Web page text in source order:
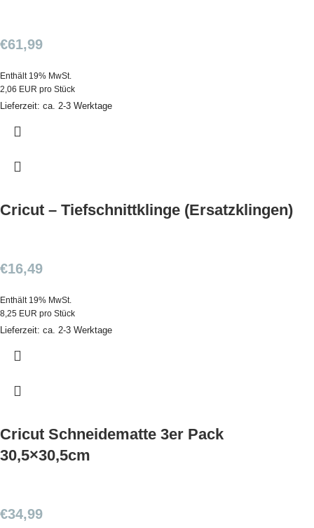
€61,99
Enthält 19% MwSt.
2,06 EUR pro Stück
Lieferzeit: ca. 2-3 Werktage
Cricut – Tiefschnittklinge (Ersatzklingen)
€16,49
Enthält 19% MwSt.
8,25 EUR pro Stück
Lieferzeit: ca. 2-3 Werktage
Cricut Schneidematte 3er Pack
30,5×30,5cm
€34,99